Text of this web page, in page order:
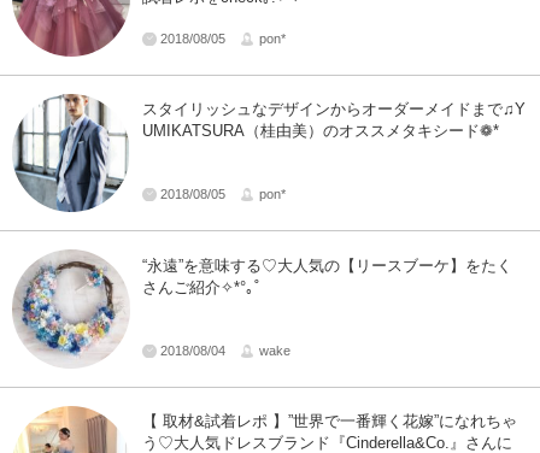
2018/08/05 pon*
スタイリッシュなデザインからオーダーメイドまで♫Y
UMIKATSURA（桂由美）のオススメタキシード❁*
2018/08/05 pon*
“永遠”を意味する♡大人気の【リースブーケ】をたく
さんご紹介✧*°｡˚
2018/08/04 wake
【 取材&試着レポ 】”世界で一番輝く花嫁”になれちゃ
う♡大人気ドレスブランド『Cinderella&Co.』さんに